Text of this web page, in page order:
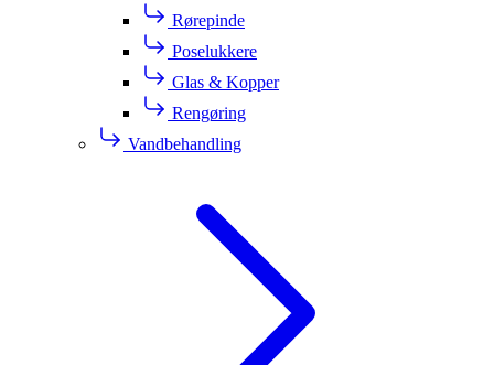
Rørepinde
Poselukkere
Glas & Kopper
Rengøring
Vandbehandling